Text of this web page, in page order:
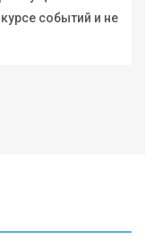
событий и не